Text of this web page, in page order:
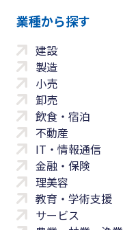
業種から探す
建設
製造
小売
卸売
飲食・宿泊
不動産
IT・情報通信
金融・保険
理美容
教育・学術支援
サービス